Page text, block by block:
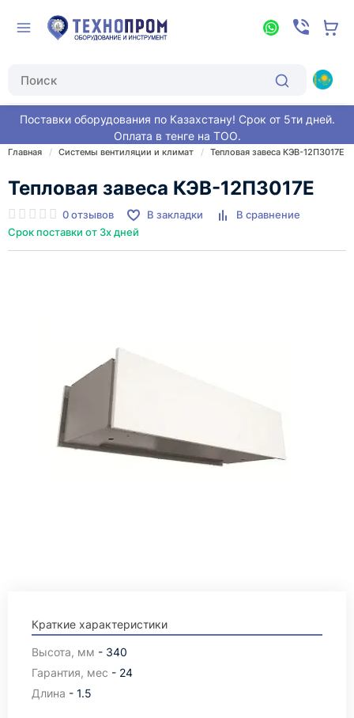
Поставки оборудования по Казахстану! Срок от 5ти дней.
Оплата в тенге на ТОО.
Главная Системы вентиляции и климат Тепловая завеса КЭВ-12П3017E
Тепловая завеса КЭВ-12П3017E
0 отзывов В закладки
В сравнение
Срок поставки от 3х дней
Краткие характеристики
Высота, мм - 340
Гарантия, мес - 24
Длина - 1.5